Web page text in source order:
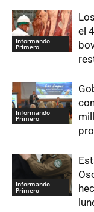
Informando
Primero
el
Informando
Primero
Informando
Primero